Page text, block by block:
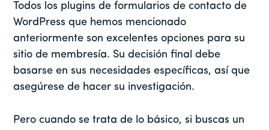
Todos los plugins de formularios de contacto de
WordPress que hemos mencionado
anteriormente son excelentes opciones para su
sitio de membresía. Su decisión final debe
basarse en sus necesidades específicas, así que
asegúrese de hacer su investigación.
Pero cuando se trata de lo básico, si buscas un